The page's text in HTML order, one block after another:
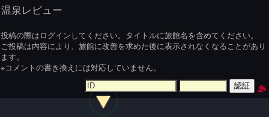
温泉レビュー
投稿の際はログインしてください。タイトルに旅館名を含めてください。
ご投稿は内容により、旅館に改善を求めた後に表示されなくなることがあり
ます。
※コメントの書き換えには対応していません。